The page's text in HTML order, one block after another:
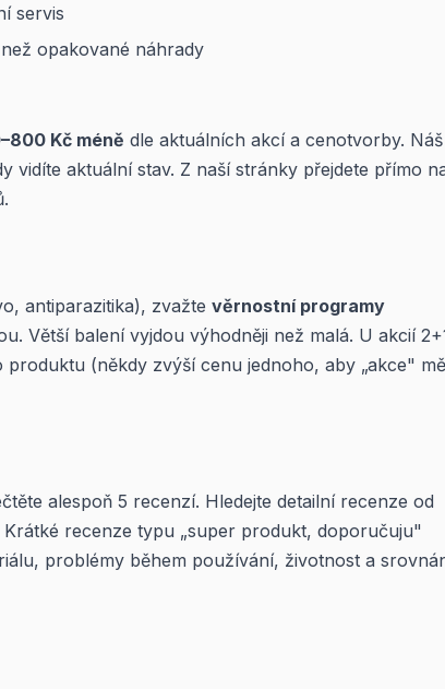
servis
opakované náhrady
Kč méně dle aktuálních akcí a cenotvorby. Náš
vidíte aktuální stav. Z naší stránky přejdete přímo
antiparazitika), zvažte věrnostní programy
Větší balení vyjdou výhodněji než malá. U akcií
(někdy zvýší cenu jednoho, aby „akce"
alespoň 5 recenzí. Hledejte detailní recenze od
recenze typu „super produkt, doporučuju"
problémy během používání, životnost a